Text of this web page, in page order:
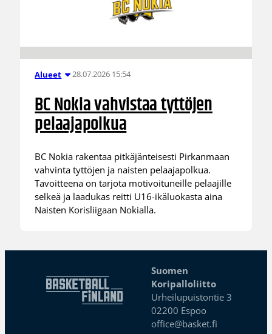
Alueet 28.07.2026 15:54
BC Nokia vahvistaa tyttöjen
pelaajapolkua
BC Nokia rakentaa pitkäjänteisesti Pirkanmaan
vahvinta tyttöjen ja naisten pelaajapolkua.
Tavoitteena on tarjota motivoituneille pelaajille
selkeä ja laadukas reitti U16-ikäluokasta aina
Naisten Korisliigaan Nokialla.
Suomen
Koripalloliitto
Urheilupuistontie 3
02200 Espoo
office@basket.fi